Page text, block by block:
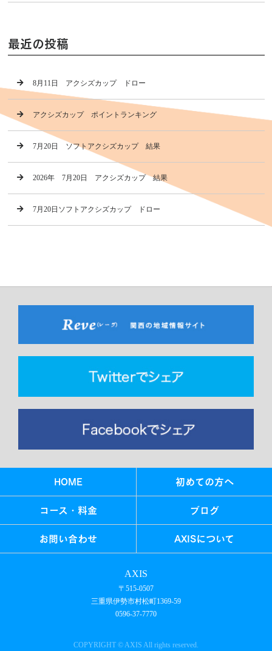
最近の投稿
8月11日 アクシズカップ ドロー
アクシズカップ ポイントランキング
7月20日 ソフトアクシズカップ 結果
2026年 7月20日 アクシズカップ 結果
7月20日ソフトアクシズカップ ドロー
HOME 初めての方へ
コース・料金 ブログ
お問い合わせ AXISについて
AXIS
〒515-0507
三重県伊勢市村松町1369-59
0596-37-7770
COPYRIGHT © AXIS All rights reserved.